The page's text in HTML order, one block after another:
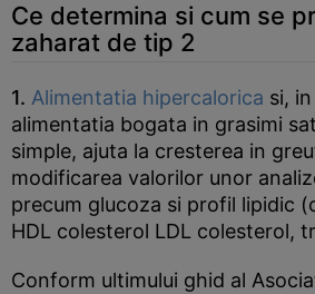
Ce determina si cum se
zaharat de tip 2
1. Alimentatia hipercalorica si,
alimentatia bogata in grasimi
simple, ajuta la cresterea in
modificarea valorilor unor
precum glucoza si profil lipidic
HDL colesterol LDL colesterol,
Conform ultimului ghid al